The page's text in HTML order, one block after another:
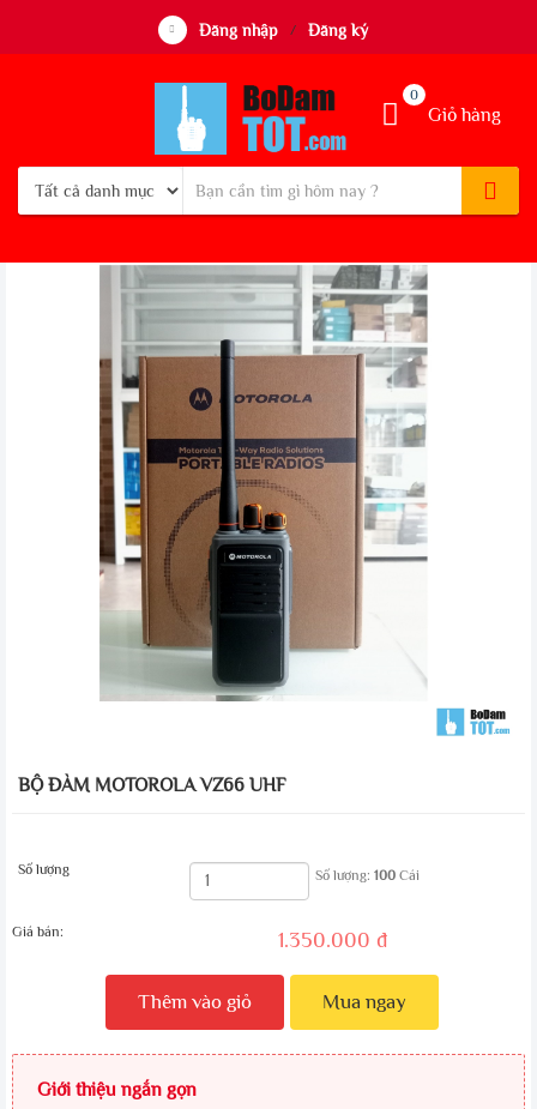
Đăng nhập / Đăng ký
Giỏ hàng
0
BỘ ĐÀM MOTOROLA VZ66 UHF
Số lượng Số lượng: 100Cái
Giá bán: 1.350.000 đ
Thêm vào giỏ Mua ngay
Giới thiệu ngắn gọn